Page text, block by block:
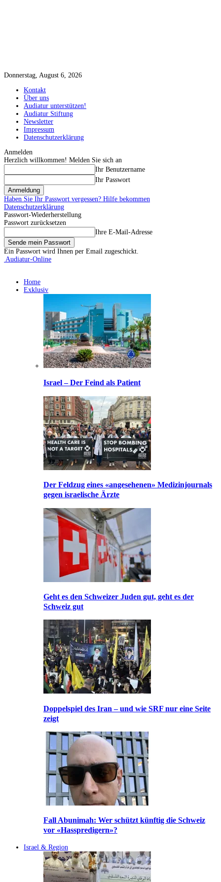
Donnerstag, August 6, 2026
Kontakt
Über uns
Audiatur unterstützen!
Audiatur Stiftung
Newsletter
Impressum
Datenschutzerklärung
Anmelden
Herzlich willkommen! Melden Sie sich an
Ihr Benutzername
Ihr Passwort
Haben Sie Ihr Passwort vergessen? Hilfe bekommen
Datenschutzerklärung
Passwort-Wiederherstellung
Passwort zurücksetzen
Ihre E-Mail-Adresse
Ein Passwort wird Ihnen per Email zugeschickt.
Audiatur-Online
Home
Exklusiv
Israel – Der Feind als Patient
Der Feldzug eines «angesehenen» Medizinjournals
gegen israelische Ärzte
Geht es den Schweizer Juden gut, geht es der
Schweiz gut
Doppelspiel des Iran – und wie SRF nur eine Seite
zeigt
Fall Abunimah: Wer schützt künftig die Schweiz
vor «Hasspredigern»?
Israel & Region